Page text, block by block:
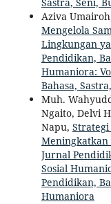
Aziva
Mengelola
Lingkungan
Pendidikan,
Humaniora:
Bahasa,
Muh.
Ngaito, Delvi
Napu,
Jurnal
Sosial
Pendidikan,
Humaniora